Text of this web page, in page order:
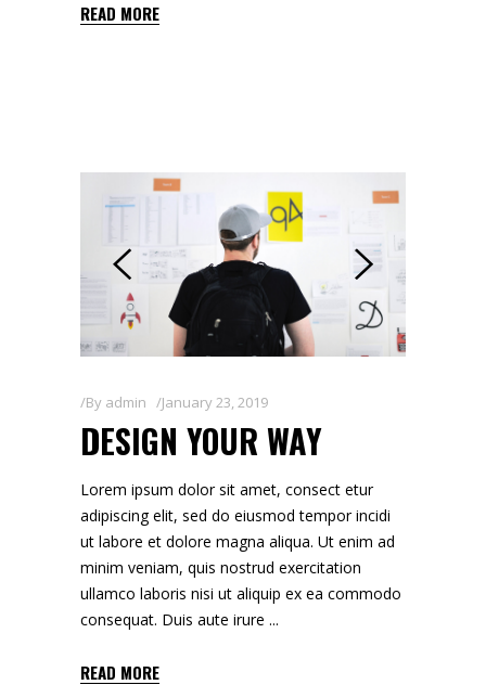
READ MORE
By admin January 23, 2019
DESIGN YOUR WAY
Lorem ipsum dolor sit amet, consect etur
adipiscing elit, sed do eiusmod tempor incidi
ut labore et dolore magna aliqua. Ut enim ad
minim veniam, quis nostrud exercitation
ullamco laboris nisi ut aliquip ex ea commodo
consequat. Duis aute irure
READ MORE